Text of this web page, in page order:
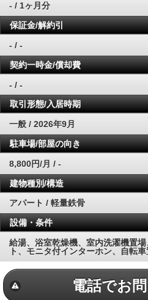
- / 1ヶ月分
保証金/解約引
- / -
契約一時金/償却費
- / -
取引形態/入居時期
一般 / 2026年9月
駐車場/部屋の向き
8,800円/月 / -
建物種別/構造
アパート / 軽量鉄骨
設備・条件
給湯、浴室乾燥機、室内洗濯機置
ト、モニタ付インターホン、自転
電話でお